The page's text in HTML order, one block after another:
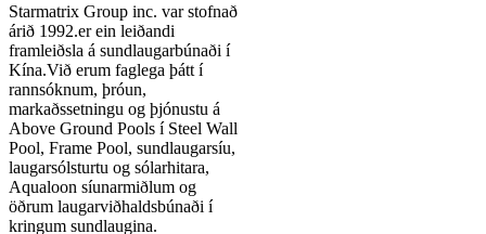
Starmatrix Group inc. var stofnað
árið 1992.er ein leiðandi
framleiðsla á sundlaugarbúnaði í
Kína.Við erum faglega þátt í
rannsóknum, þróun,
markaðssetningu og þjónustu á
Above Ground Pools í Steel Wall
Pool, Frame Pool, sundlaugarsíu,
laugarsólsturtu og sólarhitara,
Aqualoon síunarmiðlum og
öðrum laugarviðhaldsbúnaði í
kringum sundlaugina.